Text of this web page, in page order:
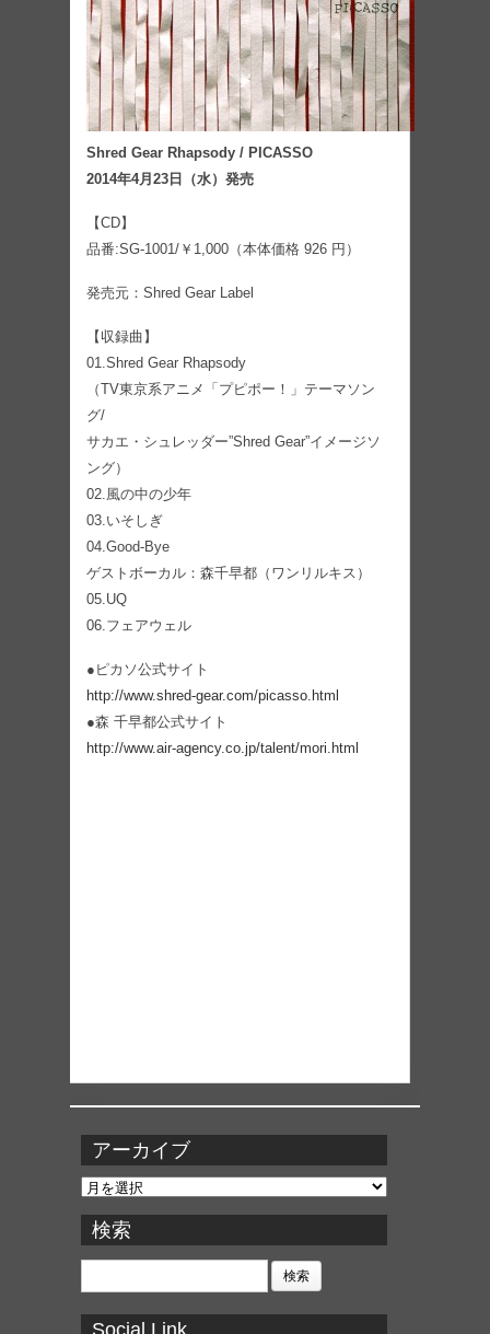
Shred Gear Rhapsody / PICASSO
2014年4月23日（水）発売
【CD】
品番:SG-1001/￥1,000（本体価格 926 円）
発売元：Shred Gear Label
【収録曲】
01.Shred Gear Rhapsody
（TV東京系アニメ「プピポー！」テーマソン
グ/
サカエ・シュレッダー”Shred Gear”イメージソ
ング）
02.風の中の少年
03.いそしぎ
04.Good-Bye
ゲストボーカル：森千早都（ワンリルキス）
05.UQ
06.フェアウェル
●ピカソ公式サイト
http://www.shred-gear.com/picasso.html
●森 千早都公式サイト
http://www.air-agency.co.jp/talent/mori.html
アーカイブ
ア
カ
イ
ブ
検索
検
Social Link